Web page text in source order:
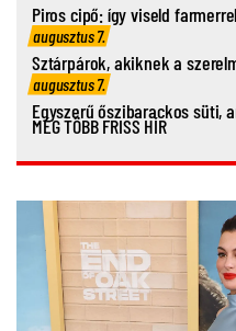
Piros cipő: így viseld
augusztus 7.
Sztárpárok, akiknek a
augusztus 7.
Egyszerű őszibarackos süti,
MÉG TÖBB FRISS HÍR